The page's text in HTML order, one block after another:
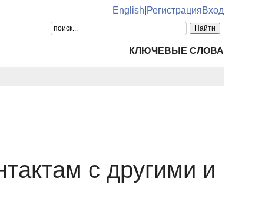
English РегистрацияВход
КЛЮЧЕВЫЕ СЛОВА
с другими и